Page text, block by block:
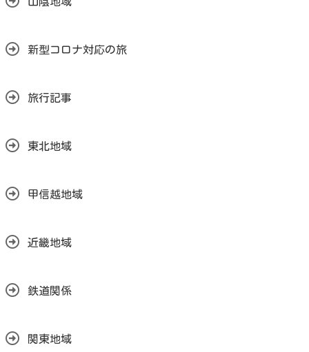
新型コロナ対応の旅
旅行記事
東北地域
甲信越地域
近畿地域
鉄道関係
関東地域